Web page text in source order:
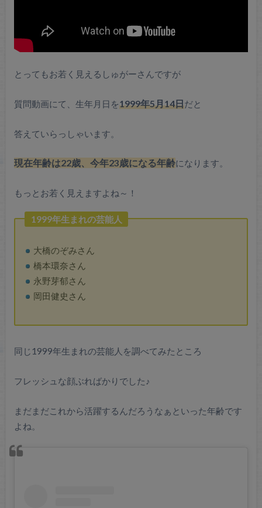
とってもお若く見えるしゅがーさんですが
質問動画にて、生年月日を1999年5月14日だと
答えていらっしゃいます。
現在年齢は22歳、今年23歳になる年齢になります。
もっとお若く見えますよね～！
1999年生まれの芸能人
大橋のぞみさん
橋本環奈さん
永野芽郁さん
岡田健史さん
同じ1999年生まれの芸能人を調べてみたところ
フレッシュな顔ぶればかりでした♪
まだまだこれから活躍するんだろうなぁといった年齢です
よね。